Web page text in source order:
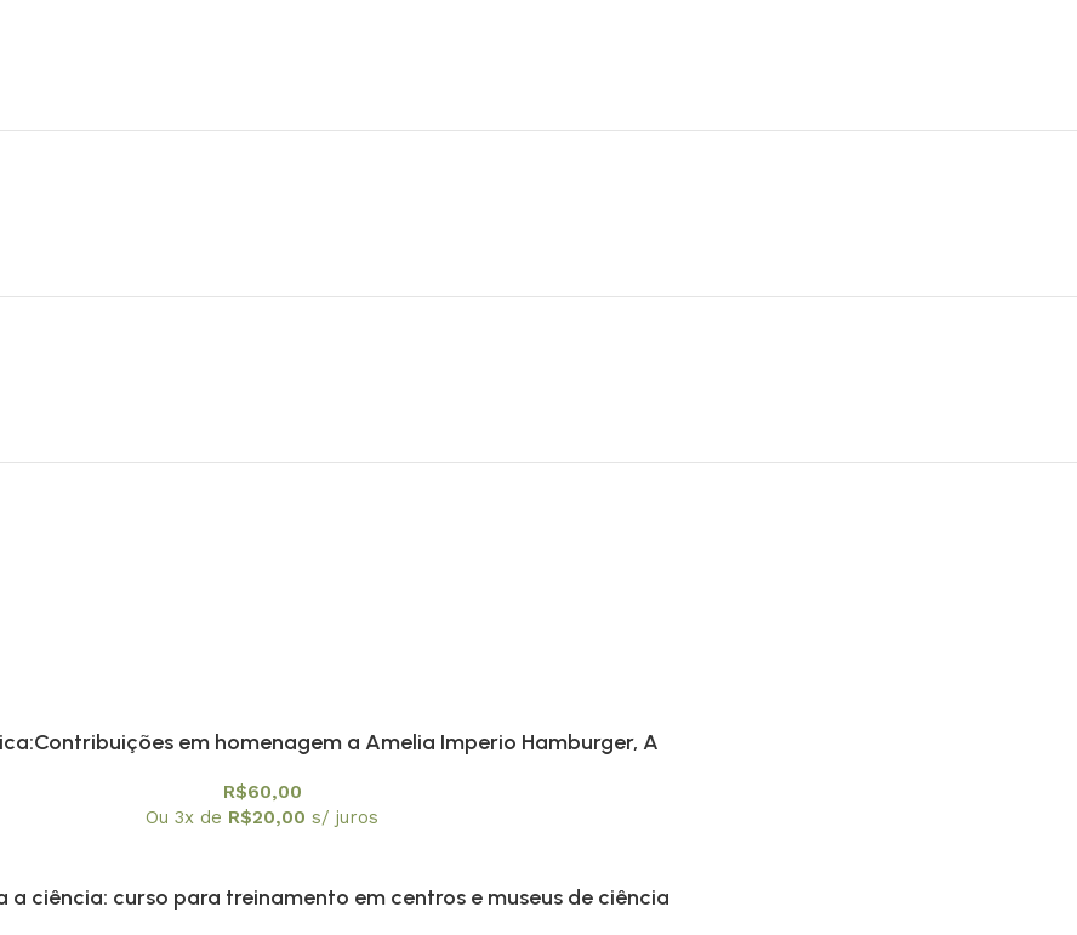
em homenagem a Amelia Imperio Hamburger, A
R$60,00
Ou 3x de R$20,00 s/ juros
a ciência: curso para treinamento em centros e museus de ciência